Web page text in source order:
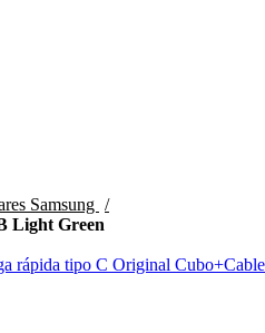
Samsung
Light Green
rápida tipo C Original Cubo+Cable